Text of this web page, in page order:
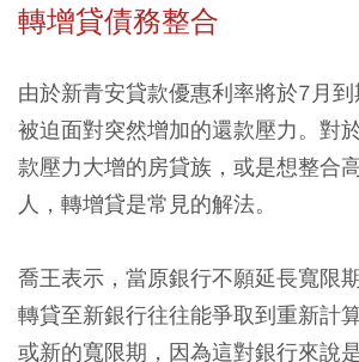
轉增貸債務整合
由於新青安貸款優惠利率將於7月
被迫面對突然增加的還款壓力。對
款壓力大增的房貸族，或是想整合
人，轉增貸是常見的解法。
喬王表示，當原銀行不願延長寬限
轉貸至新銀行往往能爭取到重新計
或新的寬限期，因為這對銀行來說